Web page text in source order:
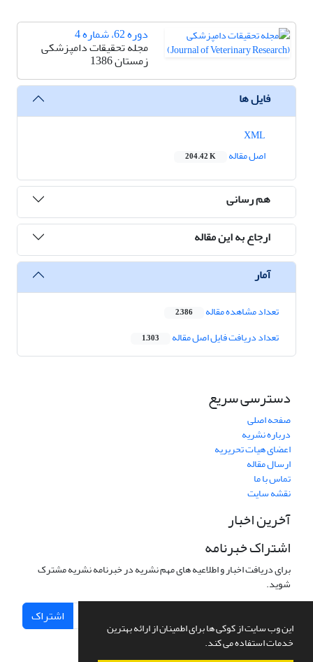
این وب سایت از کوکی ها برای اطمینان از ارائه بهترین
خدمات استفاده می کند.
دوره 62، شماره 4
مجله تحقیقات دامپزشکی
زمستان 1386
فایل ها
اصل مقاله
204.42 K
هم رسانی
ارجاع به این مقاله
آمار
تعداد مشاهده مقاله 2,386
تعداد دریافت فایل اصل مقاله 1,303
دسترسی سریع
صفحه اصلی
درباره نشریه
اعضای هیات تحریریه
ارسال مقاله
تماس با ما
نقشه سایت
آخرین اخبار
اشتراک خبرنامه
برای دریافت اخبار و اطلاعیه های مهم نشریه در خبرنامه نشریه مشترک
شوید.
اشتراک